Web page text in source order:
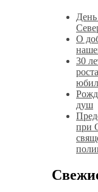
О
30
душ
при